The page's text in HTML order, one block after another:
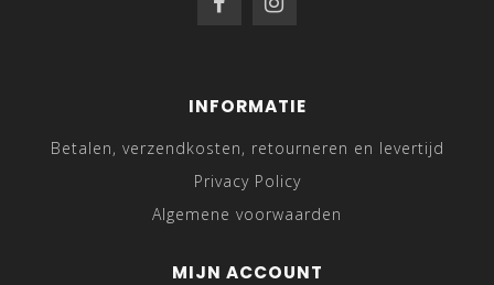
INFORMATIE
Betalen, verzendkosten, retourneren en levertijd
Privacy Policy
Algemene voorwaarden
MIJN ACCOUNT